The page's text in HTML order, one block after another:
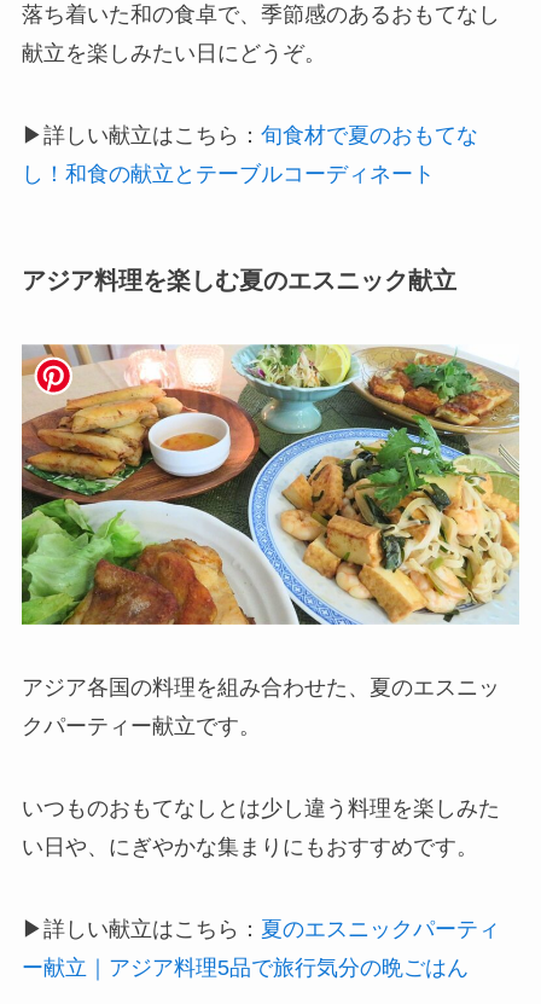
落ち着いた和の食卓で、季節感のあるおもてなし
献立を楽しみたい日にどうぞ。
▶詳しい献立はこちら： 旬食材で夏のおもてな
し！和食の献立とテーブルコーディネート
アジア料理を楽しむ夏のエスニック献立
アジア各国の料理を組み合わせた、夏のエスニッ
クパーティー献立です。
いつものおもてなしとは少し違う料理を楽しみた
い日や、にぎやかな集まりにもおすすめです。
▶詳しい献立はこちら： 夏のエスニックパーティ
ー献立｜アジア料理5品で旅行気分の晩ごはん